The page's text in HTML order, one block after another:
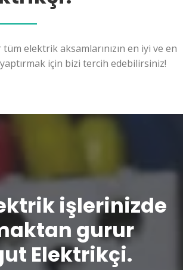
elektrik aksamlarınızın en iyi ve en
için bizi tercih edebilirsiniz!
işlerinizde
gurur
Elektrikçi.